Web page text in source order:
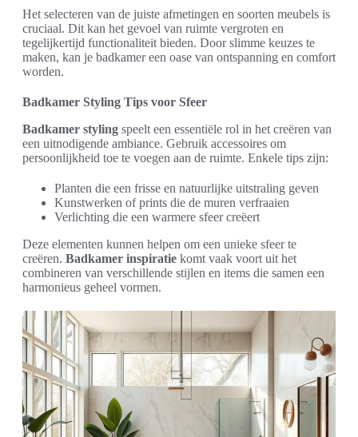
Het selecteren van de juiste afmetingen en soorten meubels is
cruciaal. Dit kan het gevoel van ruimte vergroten en
tegelijkertijd functionaliteit bieden. Door slimme keuzes te
maken, kan je badkamer een oase van ontspanning en comfort
worden.
Badkamer Styling Tips voor Sfeer
Badkamer styling speelt een essentiële rol in het creëren van
een uitnodigende ambiance. Gebruik accessoires om
persoonlijkheid toe te voegen aan de ruimte. Enkele tips zijn:
Planten die een frisse en natuurlijke uitstraling geven
Kunstwerken of prints die de muren verfraaien
Verlichting die een warmere sfeer creëert
Deze elementen kunnen helpen om een unieke sfeer te
creëren. Badkamer inspiratie komt vaak voort uit het
combineren van verschillende stijlen en items die samen een
harmonieus geheel vormen.